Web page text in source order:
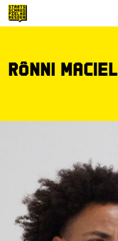
Rônni Maciel